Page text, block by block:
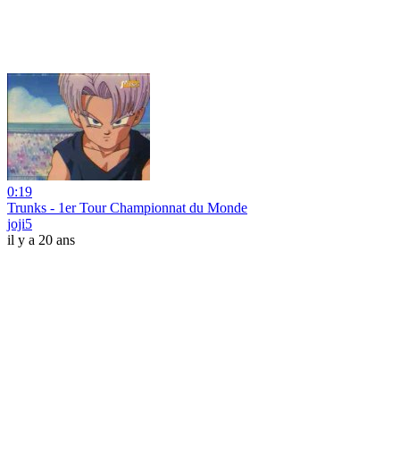
0:19
Trunks - 1er Tour Championnat du Monde
joji5
il y a 20 ans